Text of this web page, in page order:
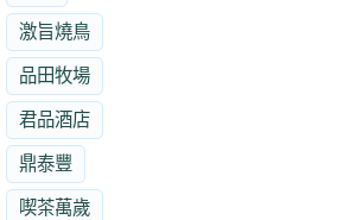
激旨燒鳥
品田牧場
君品酒店
鼎泰豐
喫茶萬歲